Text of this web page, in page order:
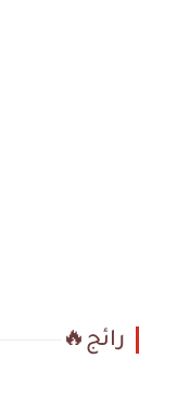
رائج🔥